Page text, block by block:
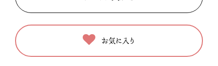
お気に入り